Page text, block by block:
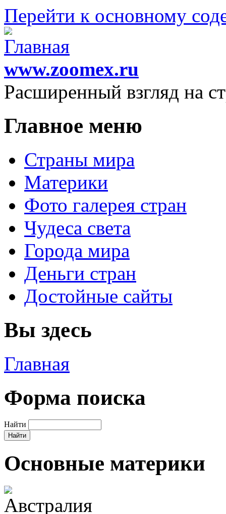
Перейти к основному
www.zoomex.ru
Расширенный взгляд на
Главное меню
Страны мира
Материки
Фото галерея стран
Чудеса света
Города мира
Деньги стран
Достойные сайты
Вы здесь
Главная
Форма поиска
Найти
Основные материки